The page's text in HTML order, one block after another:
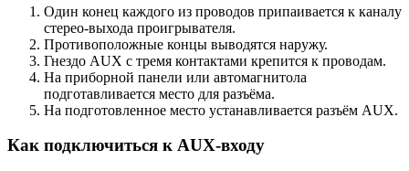
Один конец каждого из проводов припаивается к каналу
стерео-выхода проигрывателя.
Противоположные концы выводятся наружу.
Гнездо AUX с тремя контактами крепится к проводам.
На приборной панели или автомагнитола
подготавливается место для разъёма.
На подготовленное место устанавливается разъём AUX.
Как подключиться к AUX-входу